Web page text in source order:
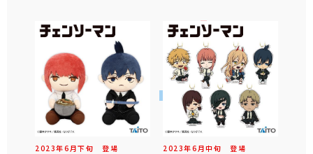
2023年6 月下旬 登場 2023年6 月中旬 登場